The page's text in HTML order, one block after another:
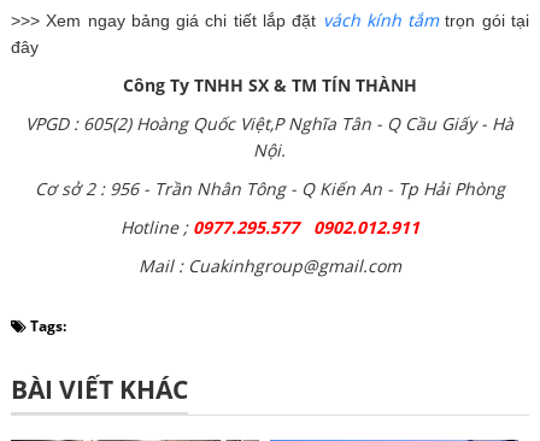
>>> Xem ngay bảng giá chi tiết lắp đặt vách kính tắmtrọn gói tại
đây
Công Ty TNHH SX & TM TÍN THÀNH
VPGD : 605(2) Hoàng Quốc Việt,P Nghĩa Tân - Q Cầu Giấy - Hà
Nội.
Cơ sở 2 : 956 - Trần Nhân Tông - Q Kiến An - Tp Hải Phòng
Hotline ; 0977.295.577 0902.012.911
Mail : Cuakinhgroup@gmail.com
Tags:
BÀI VIẾT KHÁC